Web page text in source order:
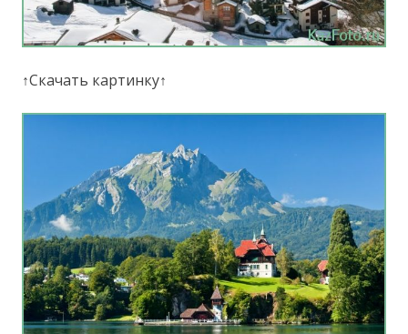
↑Скачать картинку↑